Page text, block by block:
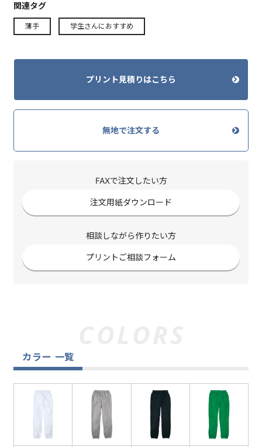
関連タグ
薄手 学生さんにおすすめ
プリント見積りはこちら
無地で注文する
FAXで注文したい方
注文用紙ダウンロード
相談しながら作りたい方
プリントご相談フォーム
カラー 一覧